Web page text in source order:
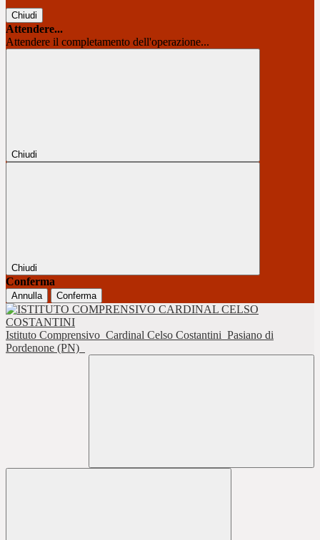
Chiudi
Attendere...
Attendere il completamento dell'operazione...
Chiudi
Chiudi
Conferma
Annulla Conferma
Istituto Comprensivo Cardinal Celso Costantini Pasiano di
Pordenone (PN)